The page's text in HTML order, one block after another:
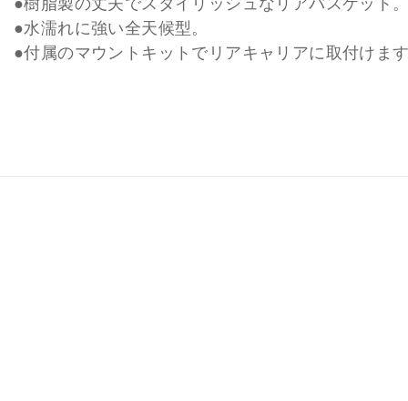
●水濡れに強い全天候型。
●付属のマウントキットでリアキャリアに取付けま